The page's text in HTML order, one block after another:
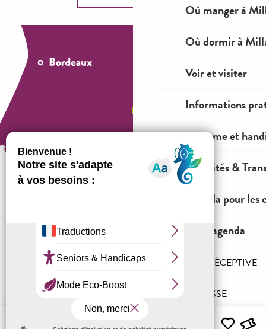
Menu
L'AGENCE RÉCEPTIVE
PRO & PRESSE
Où manger à
Où dormir à
Voir et visiter
Informations
Tourisme et
Mobilités &
Agenda pour
Tout l'agenda
Mentions légalesConditions générales de ventes
Espace OT